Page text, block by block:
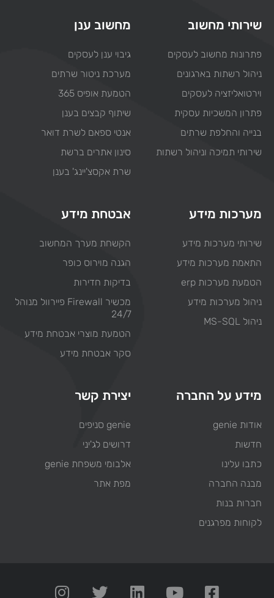
שירותי מחשוב
פתרונות מחשוב לעסקים
ניהול רשתות בארגונים
וירטואליזציה לעסקים
פתרון המשכיות עסקית
בנייה והחלפת שרתים
שירותי תמיכה וניהול רשתות
מחשוב ענן
גיבוי ענן לעסקים
מערכת ניטור שרתים
הטמעת אופיס 365
שיתוף קבצים בענן
אנטי ספאם לשרת דואר
סינון אתרים ברשת
שרת אקסצ'יינג' בענן
מערכות מידע
שירותי מערכות מידע
התאמת מערכות מידע
הטמעת מערכות erp
ניהול מערכות מידע
ניהול MS-SQL
אבטחת מידע
הקשחת מערך המחשוב
הגנה מוירוס כופר
בדיקות חדירות
מכשיר Firewall פיירוול מנוהל
24/7
הטמעת מוצרי אבטחת מידע
סקר אבטחת מידע
מידע על החברה
אודות genie
חדשות
כתבו עלינו
מבנה החברה
חברות בנות
לקוחות מפרגנים
יצירת קשר
genie סניפים
דרושים לג'יני
אלבומי משפחת genie
מפת אתר